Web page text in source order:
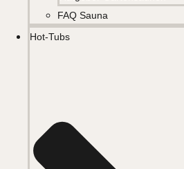
FAQ Sauna
Hot-Tubs